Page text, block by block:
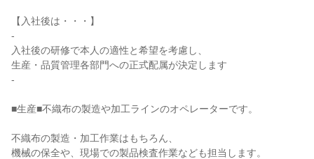
【入社後は・・・】
-
入社後の研修で本人の適性と希望を考慮し、
生産・品質管理各部門への正式配属が決定します
-
■生産■不織布の製造や加工ラインのオペレーターです。
不織布の製造・加工作業はもちろん、
機械の保全や、現場での製品検査作業なども担当します。